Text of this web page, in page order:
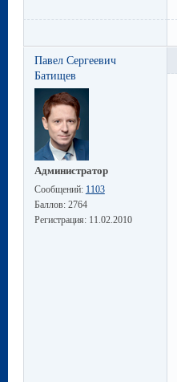
Павел Сергеевич
Батищев
Администратор
Сообщений: 1103
Баллов: 2764
Регистрация: 11.02.2010